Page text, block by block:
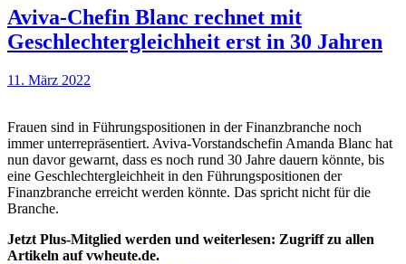
Aviva-Chefin Blanc rechnet mit
Geschlechtergleichheit erst in 30 Jahren
11. März 2022
Frauen sind in Führungspositionen in der Finanzbranche noch
immer unterrepräsentiert. Aviva-Vorstandschefin Amanda Blanc hat
nun davor gewarnt, dass es noch rund 30 Jahre dauern könnte, bis
eine Geschlechtergleichheit in den Führungspositionen der
Finanzbranche erreicht werden könnte. Das spricht nicht für die
Branche.
Jetzt Plus-Mitglied werden und weiterlesen: Zugriff zu allen
Artikeln auf vwheute.de.